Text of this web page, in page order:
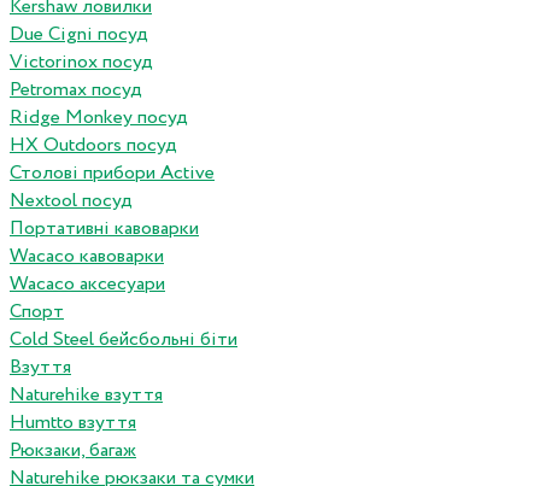
Kershaw ловилки
Due Cigni посуд
Victorinox посуд
Petromax посуд
Ridge Monkey посуд
HX Outdoors посуд
Столові прибори Active
Nextool посуд
Портативні кавоварки
Wacaco кавоварки
Wacaco аксесуари
Спорт
Cold Steel бейсбольні біти
Взуття
Naturehike взуття
Humtto взуття
Рюкзаки, багаж
Naturehike рюкзаки та сумки